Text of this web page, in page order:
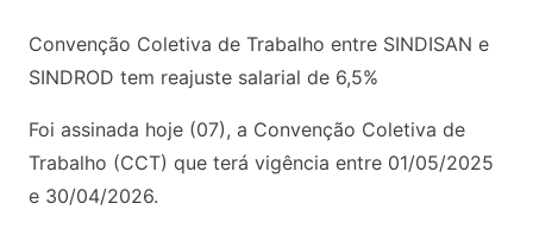
Convenção Coletiva de Trabalho entre SINDISAN e
SINDROD tem reajuste salarial de 6,5%
Foi assinada hoje (07), a Convenção Coletiva de
Trabalho (CCT) que terá vigência entre 01/05/2025
e 30/04/2026.